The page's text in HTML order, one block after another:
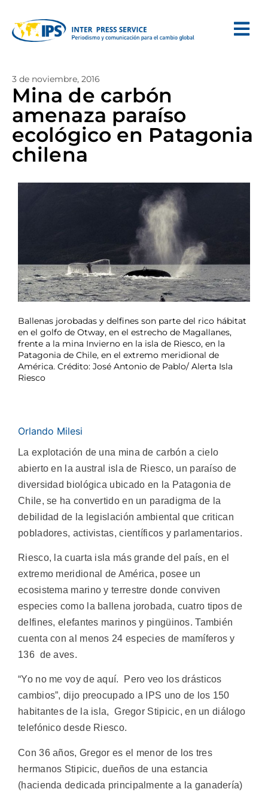
3 de noviembre, 2016
Mina de carbón
amenaza paraíso
ecológico en Patagonia
chilena
Ballenas jorobadas y delfines son parte del rico hábitat
en el golfo de Otway, en el estrecho de Magallanes,
frente a la mina Invierno en la isla de Riesco, en la
Patagonia de Chile, en el extremo meridional de
América. Crédito: José Antonio de Pablo/ Alerta Isla
Riesco
Orlando Milesi
La explotación de una mina de carbón a cielo
abierto en la austral isla de Riesco, un paraíso de
diversidad biológica ubicado en la Patagonia de
Chile, se ha convertido en un paradigma de la
debilidad de la legislación ambiental que critican
pobladores, activistas, científicos y parlamentarios.
Riesco, la cuarta isla más grande del país, en el
extremo meridional de América, posee un
ecosistema marino y terrestre donde conviven
especies como la ballena jorobada, cuatro tipos de
delfines, elefantes marinos y pingüinos. También
cuenta con al menos 24 especies de mamíferos y
136 de aves.
“Yo no me voy de aquí. Pero veo los drásticos
cambios”, dijo preocupado a IPS uno de los 150
habitantes de la isla, Gregor Stipicic, en un diálogo
telefónico desde Riesco.
Con 36 años, Gregor es el menor de los tres
hermanos Stipicic, dueños de una estancia
(hacienda dedicada principalmente a la ganadería)